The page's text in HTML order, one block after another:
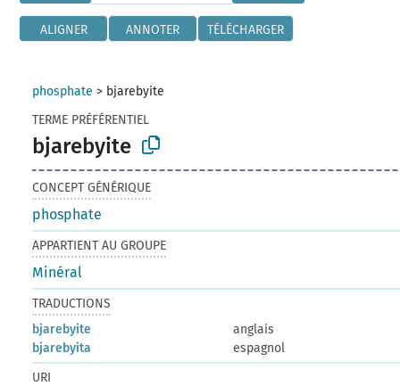
ALIGNER ANNOTER TÉLÉCHARGER
phosphate > bjarebyite
TERME PRÉFÉRENTIEL
bjarebyite
CONCEPT GÉNÉRIQUE
phosphate
APPARTIENT AU GROUPE
Minéral
TRADUCTIONS
bjarebyite
anglais
bjarebyita
espagnol
URI